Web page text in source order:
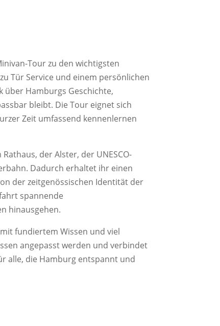
Tour zu den wichtigsten
Tür Service und einem persönlichen
Hamburgs Geschichte,
bleibt. Die Tour eignet sich
Zeit umfassend kennenlernen
der Alster, der UNESCO-
Dadurch erhaltet ihr einen
der zeitgenössischen Identität der
spannende
hinausgehen.
fundiertem Wissen und viel
angepasst werden und verbindet
alle, die Hamburg entspannt und